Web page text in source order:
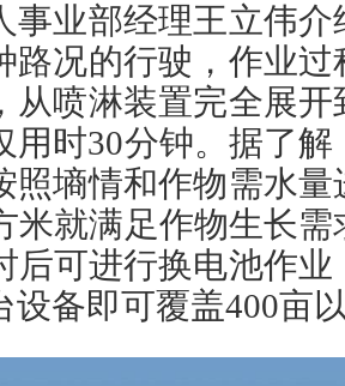
事业部经理王立伟
路况的行驶，作业
从喷淋装置完全展
用时30分钟。据了
照墒情和作物需水
米就满足作物生长
后可进行换电池作
设备即可覆盖400亩